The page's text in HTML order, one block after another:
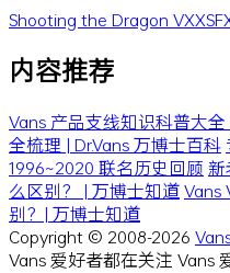
Shooting the Dragon
内容推荐
Vans 产品支线知识科普大
全梳理 | Dr.Vans 万博士百科
1996~2020 联名历史回顾 新
么区别？ | 万博士知道Vans
别？| 万博士知道
Copyright © 2008-2026
Vans 爱好者都在关注 Vans